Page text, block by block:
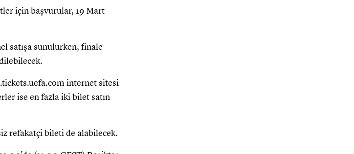
için başvurular, 19 Mart
satışa sunulurken, finale
internet sitesi
ise en fazla iki bilet satın
refakatçi bileti de alabilecek.